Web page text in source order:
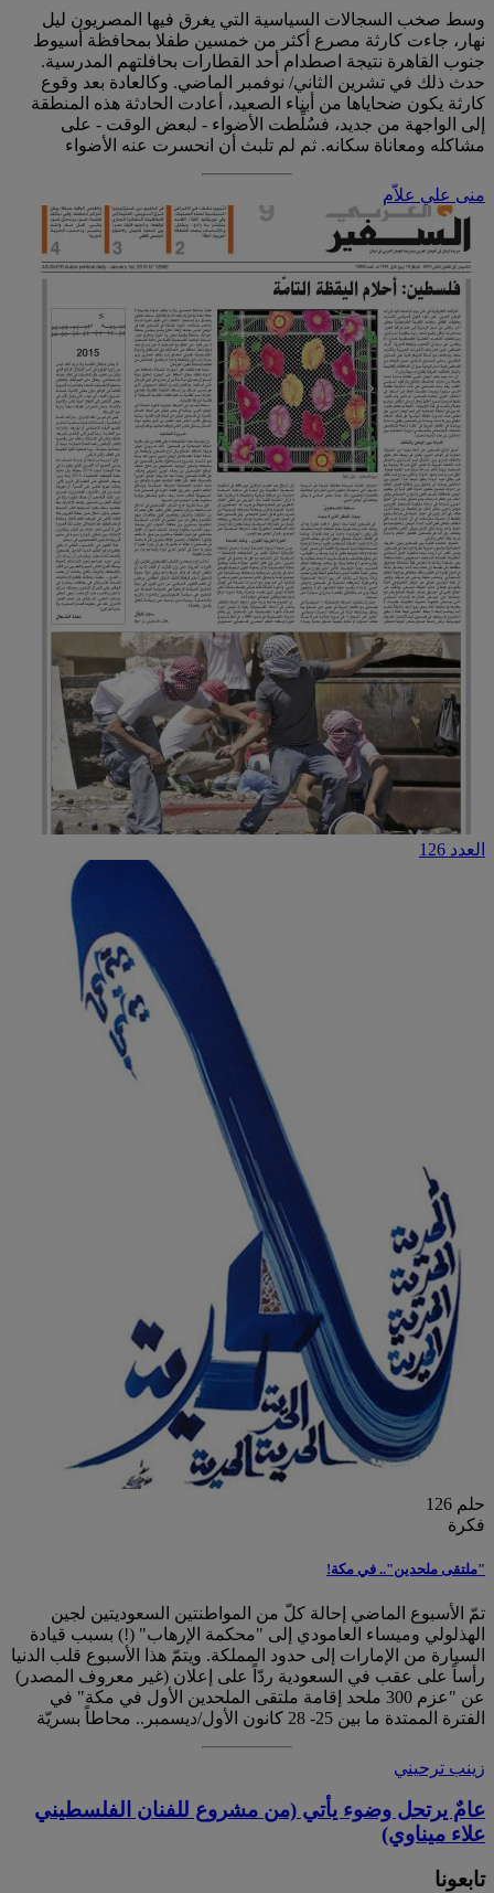
وسط صخب السجالات السياسية التي يغرق فيها المصريون ليل
نهار، جاءت كارثة مصرع أكثر من خمسين طفلا بمحافظة أسيوط
جنوب القاهرة نتيجة اصطدام أحد القطارات بحافلتهم المدرسية.
حدث ذلك في تشرين الثاني/ نوفمبر الماضي. وكالعادة بعد وقوع
كارثة يكون ضحاياها من أبناء الصعيد، أعادت الحادثة هذه المنطقة
إلى الواجهة من جديد، فسُلِّطت الأضواء - لبعض الوقت - على
مشاكله ومعاناة سكانه. ثم لم تلبث أن انحسرت عنه الأضواء
منى علي علاّم
العدد 126
حلم 126
فكرة
"ملتقى ملحدين".. في مكة!
تمّ الأسبوع الماضي إحالة كلّ من المواطنتين السعوديتين لجين
الهذلولي وميساء العامودي إلى "محكمة الإرهاب" (!) بسبب قيادة
السيارة من الإمارات إلى حدود المملكة. ويتمّ هذا الأسبوع قلب الدنيا
رأساً على عقب في السعودية ردّاً على إعلان (غير معروف المصدر)
عن "عزم 300 ملحد إقامة ملتقى الملحدين الأول في مكة" في
الفترة الممتدة ما بين 25- 28 كانون الأول/ديسمبر.. محاطاً بسريّة
زينب ترحيني
عامٌ يرتحل وضوء يأتي (من مشروع للفنان الفلسطيني
علاء ميناوي)
تابعونا